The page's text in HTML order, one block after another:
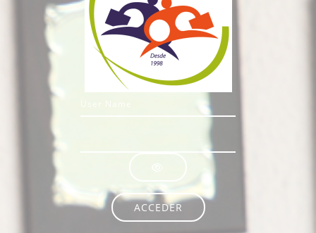
Nombre de usuario
ACCEDER